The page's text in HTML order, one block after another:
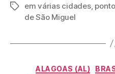
Tagsem várias cidades,
de São Miguel
ALAGOAS (AL)